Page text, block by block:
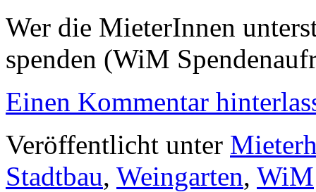
Wer die MieterInnen
spenden (WiM
Einen Kommentar
Veröffentlicht unter
Stadtbau, Weingarten, WiM